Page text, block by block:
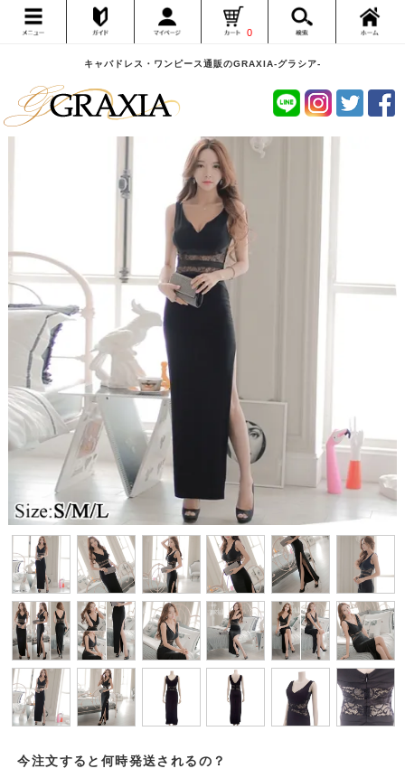
キャバドレス・ワンピース通販のGRAXIA-グラシア-
0
今注文すると何時発送されるの？